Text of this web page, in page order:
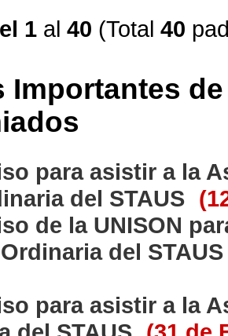
1 al 40 (Total 40
Importantes
para asistir a la
del STAUS
de la UNISON
del STAUS
para asistir a la